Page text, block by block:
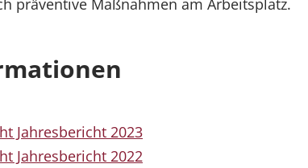
Jahresbericht 2023
Jahresbericht 2022